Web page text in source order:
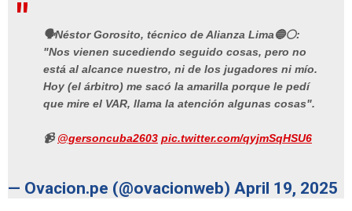
🗣️Néstor Gorosito, técnico de Alianza Lima🔵⚪:
"Nos vienen sucediendo seguido cosas, pero no
está al alcance nuestro, ni de los jugadores ni mío.
Hoy (el árbitro) me sacó la amarilla porque le pedí
que mire el VAR, llama la atención algunas cosas".
📹@gersoncuba2603 pic.twitter.com/qyjmSqHSU6
— Ovacion.pe (@ovacionweb) April 19, 2025